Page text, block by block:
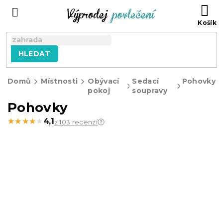
HLEDAT
Domů Místnosti
Obývací
pokoj
Sedací
soupravy
Pohovky
Pohovky
★★★★★
★★★★★ 4,1 z 103 recenzí